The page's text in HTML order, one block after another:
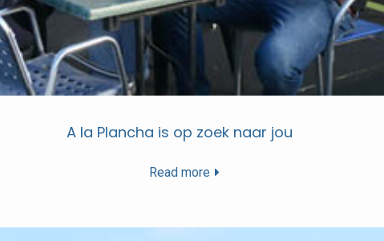
A la Plancha is op zoek naar jou
Read more